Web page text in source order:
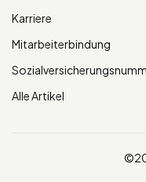
Karriere
Mitarbeiterbindung
Alle Artikel